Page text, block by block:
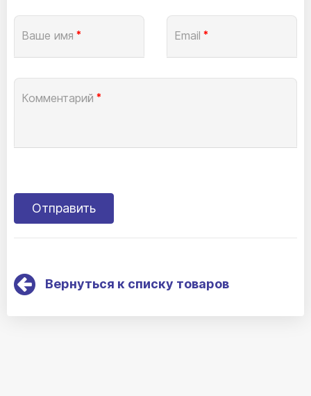
Ваше имя * Email *
Комментарий *
Вернуться к списку товаров